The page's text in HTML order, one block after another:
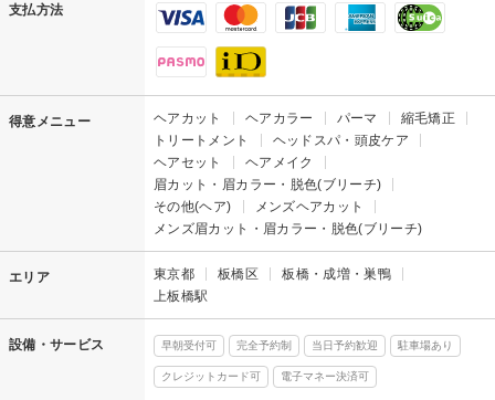
支払方法
得意メニュー ヘアカット ヘアカラー パーマ
縮毛矯正
トリートメント
ヘッドスパ・頭皮ケア
ヘアセット
ヘアメイク
眉カット・眉カラー・脱色(ブリーチ)
その他(ヘア)
メンズヘアカット
メンズ眉カット・眉カラー・脱色(ブリーチ)
エリア 東京都 板橋区
板橋・成増・巣鴨
上板橋駅
設備・サービス 早朝受付可 完全予約制 当日予約歓迎 駐車場あり
クレジットカード可 電子マネー決済可